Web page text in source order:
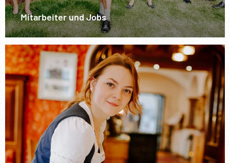
Mitarbeiter und Jobs